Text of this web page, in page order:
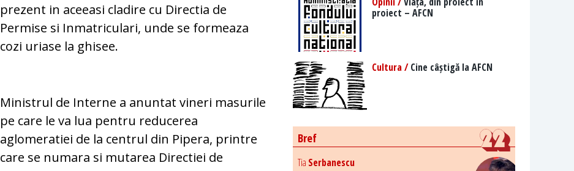
prezent in aceeasi cladire cu Directia de
Permise si Inmatriculari, unde se formeaza
cozi uriase la ghisee.
Ministrul de Interne a anuntat vineri masurile
pe care le va lua pentru reducerea
aglomeratiei de la centrul din Pipera, printre
care se numara si mutarea Directiei de
proiect – AFCN
Cultura /Cine câștigă la AFCN
Bref
Tia Serbanescu